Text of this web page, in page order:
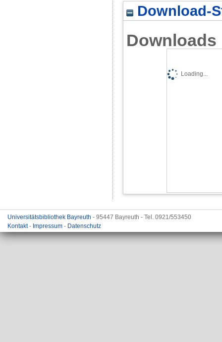
Download-
Downloads
Loading...
Universitätsbibliothek Bayreuth - 95447 Bayreuth - Tel. 0921/553450
Kontakt- Impressum - Datenschutz